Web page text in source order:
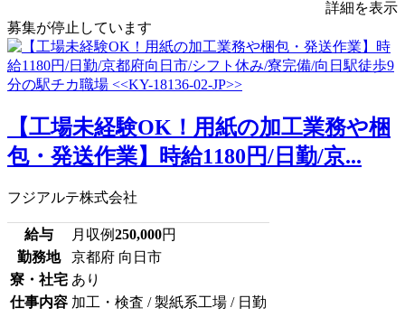
詳細を表示
募集が停止しています
【工場未経験OK！用紙の加工業務や梱
包・発送作業】時給1180円/日勤/京...
フジアルテ株式会社
給与 月収例250,000円
勤務地
京都府 向日市
寮・社宅 あり
仕事内容 加工・検査 / 製紙系工場 / 日勤